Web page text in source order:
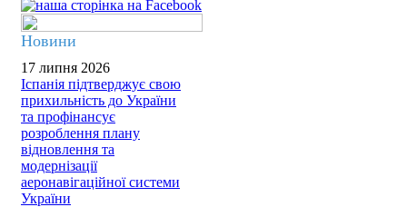
Новини
17 липня 2026
Іспанія підтверджує свою
прихильність до України
та профінансує
розроблення плану
відновлення та
модернізації
аеронавігаційної системи
України